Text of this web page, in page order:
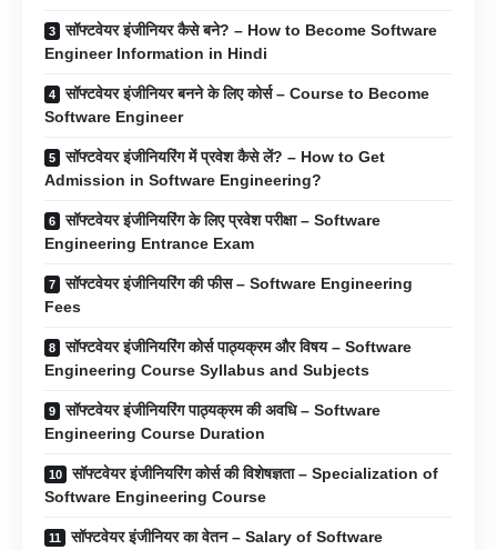
सॉफ्टवेयर इंजीनियर कैसे बने? – How to Become Software
Engineer Information in Hindi
सॉफ्टवेयर इंजीनियर बनने के लिए कोर्स – Course to Become
Software Engineer
सॉफ्टवेयर इंजीनियरिंग में प्रवेश कैसे लें? – How to Get
Admission in Software Engineering?
सॉफ्टवेयर इंजीनियरिंग के लिए प्रवेश परीक्षा – Software
Engineering Entrance Exam
सॉफ्टवेयर इंजीनियरिंग की फीस – Software Engineering
Fees
सॉफ्टवेयर इंजीनियरिंग कोर्स पाठ्यक्रम और विषय – Software
Engineering Course Syllabus and Subjects
सॉफ्टवेयर इंजीनियरिंग पाठ्यक्रम की अवधि – Software
Engineering Course Duration
सॉफ्टवेयर इंजीनियरिंग कोर्स की विशेषज्ञता – Specialization of
Software Engineering Course
सॉफ्टवेयर इंजीनियर का वेतन – Salary of Software